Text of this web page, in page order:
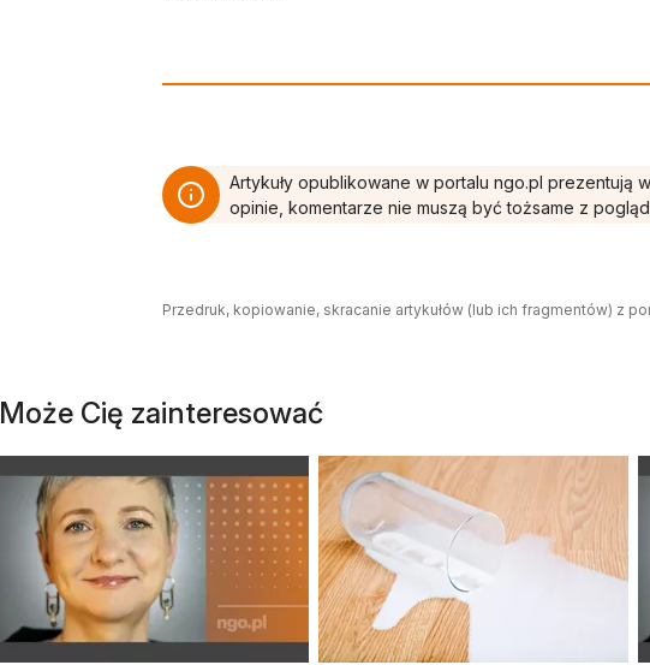
Artykuły opublikowane w portalu ngo.pl prezentują
opinie, komentarze nie muszą być tożsame z
Przedruk, kopiowanie, skracanie artykułów (lub ich fragmentów) z
Może Cię zainteresować